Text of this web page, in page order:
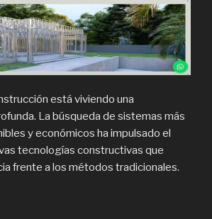
está viviendo una
La búsqueda de sistemas más
y económicos ha impulsado el
tecnologías constructivas que
frente a los métodos tradicionales.